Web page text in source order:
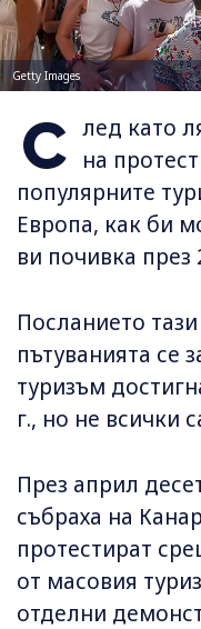
Getty Images
С лед като
на
популярните
Европа, как би
ви почивка през
Посланието
пътуванията се
туризъм
г., но не всички
През април
събраха на
протестират
от масовия
отделни